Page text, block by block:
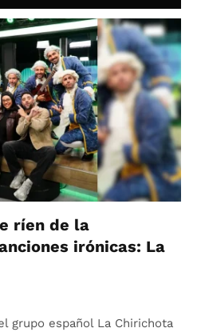
ríen de la
irónicas: La
grupo español La Chirichota